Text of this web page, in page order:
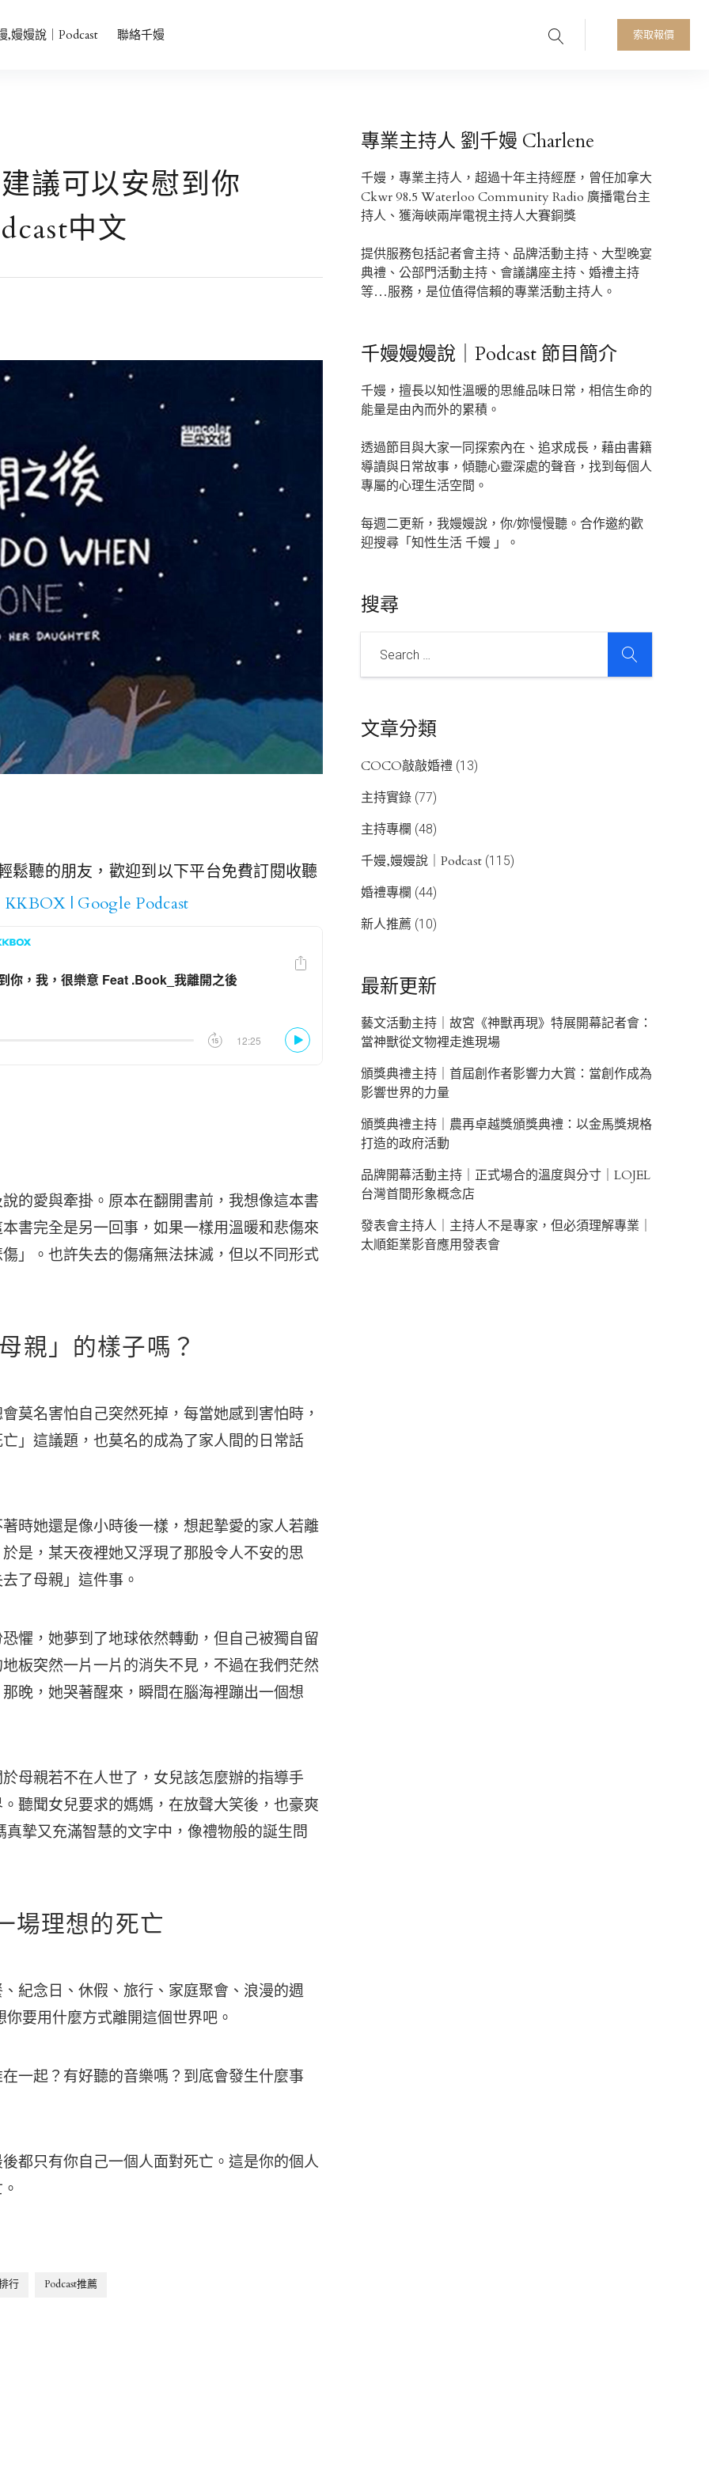
主持、中英雙語、品牌發表會主持、活動主持人首選
,嫚嫚說｜Podcast 聯絡千嫚
Search
索取報價
議可以安慰到你
中文
鬆聽的朋友，歡迎到以下平台免費訂閱收聽
KKBOX | Google Podcast
的愛與牽掛。原本在翻開書前，我想像這本書
書完全是另一回事，如果一樣用溫暖和悲傷來
」。也許失去的傷痛無法抹滅，但以不同形式
親」的樣子嗎？
莫名害怕自己突然死掉，每當她感到害怕時，
」這議題，也莫名的成為了家人間的日常話
時她還是像小時後一樣，想起摯愛的家人若離
是，某天夜裡她又浮現了那股令人不安的思
了母親」這件事。
懼，她夢到了地球依然轉動，但自己被獨自留
板突然一片一片的消失不見，不過在我們茫然
晚，她哭著醒來，瞬間在腦海裡蹦出一個想
母親若不在人世了，女兒該怎麼辦的指導手
聽聞女兒要求的媽媽，在放聲大笑後，也豪爽
摯又充滿智慧的文字中，像禮物般的誕生問
場理想的死亡
紀念日、休假、旅行、家庭聚會、浪漫的週
要用什麼方式離開這個世界吧。
一起？有好聽的音樂嗎？到底會發生什麼事
都只有你自己一個人面對死亡。這是你的個人
行 Podcast推薦
專業主持人 劉千嫚 Charlene
千嫚，專業主持人，超過十年主持經歷，曾任加拿大
Ckwr 98.5 Waterloo Community Radio 廣播電台主
持人、獲海峽兩岸電視主持人大賽銅獎
提供服務包括記者會主持、品牌活動主持、大型晚宴
典禮、公部門活動主持、會議講座主持、婚禮主持
等…服務，是位值得信賴的專業活動主持人。
千嫚嫚嫚說｜Podcast 節目簡介
千嫚，擅長以知性溫暖的思維品味日常，相信生命的
能量是由內而外的累積。
透過節目與大家一同探索內在、追求成長，藉由書籍
導讀與日常故事，傾聽心靈深處的聲音，找到每個人
專屬的心理生活空間。
每週二更新，我嫚嫚說，你/妳慢慢聽。合作邀約歡
迎搜尋「知性生活 千嫚 」。
搜尋
文章分類
COCO敲敲婚禮 (13)
主持實錄 (77)
主持專欄 (48)
千嫚,嫚嫚說｜Podcast (115)
婚禮專欄 (44)
新人推薦 (10)
最新更新
藝文活動主持｜故宮《神獸再現》特展開幕記者會：
當神獸從文物裡走進現場
頒獎典禮主持｜首屆創作者影響力大賞：當創作成為
影響世界的力量
頒獎典禮主持｜農再卓越獎頒獎典禮：以金馬獎規格
打造的政府活動
品牌開幕活動主持｜正式場合的溫度與分寸｜LOJEL
台灣首間形象概念店
發表會主持人｜主持人不是專家，但必須理解專業｜
太順鉅業影音應用發表會